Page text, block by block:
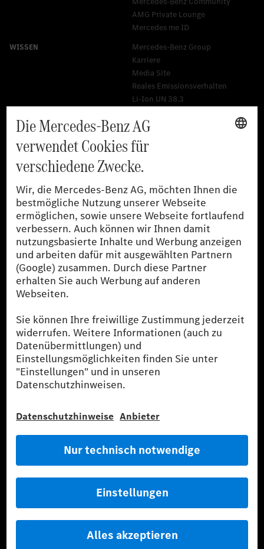
AMG Private Lounge
Mercedes me ID
Mercedes-Benz Group
Karriere
Media Site
Reales Emissionsverhalten
Li-Ion UN 38.3
[1]
Die angegebenen Werte wurden nach dem vorgeschriebenen
Messverfahren WLTP (Worldwide harmonised Light-duty
vehicles Test Procedures) ermittelt. Der Kraftstoffverbrauch und
der CO₂-Ausstoß eines Pkw sind nicht nur von der effizienten
Ausnutzung des Kraftstoffs durch den Pkw, sondern auch vom
Fahrstil und anderen nichttechnischen Faktoren abhängig.